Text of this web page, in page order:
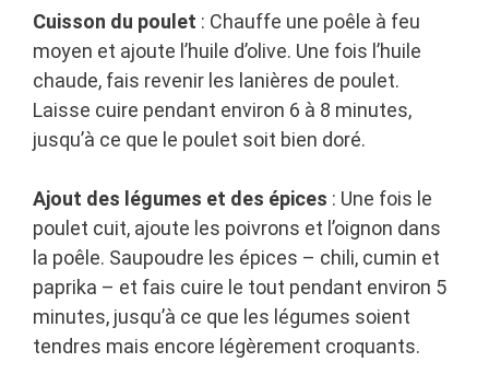
Cuisson du poulet : Chauffe une poêle à feu
moyen et ajoute l’huile d’olive. Une fois l’huile
chaude, fais revenir les lanières de poulet.
Laisse cuire pendant environ 6 à 8 minutes,
jusqu’à ce que le poulet soit bien doré.
Ajout des légumes et des épices : Une fois le
poulet cuit, ajoute les poivrons et l’oignon dans
la poêle. Saupoudre les épices – chili, cumin et
paprika – et fais cuire le tout pendant environ 5
minutes, jusqu’à ce que les légumes soient
tendres mais encore légèrement croquants.